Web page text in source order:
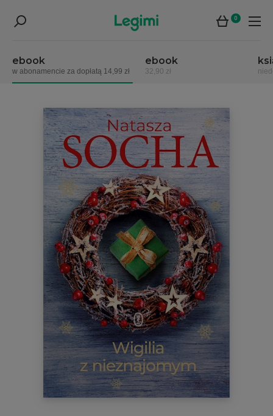
0
ebook
w abonamencie za dopłatą 14,99 zł
ebook
32,90 zł